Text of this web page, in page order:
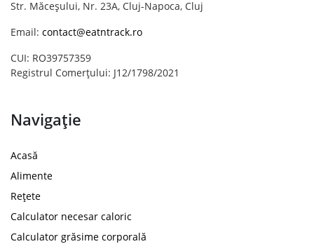
Str. Măceșului, Nr. 23A, Cluj-Napoca, Cluj
Email: contact@eatntrack.ro
CUI: RO39757359
Registrul Comerțului: J12/1798/2021
Navigație
Acasă
Alimente
Rețete
Calculator necesar caloric
Calculator grăsime corporală